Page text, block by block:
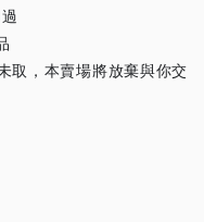
取，本賣場將放棄與你交